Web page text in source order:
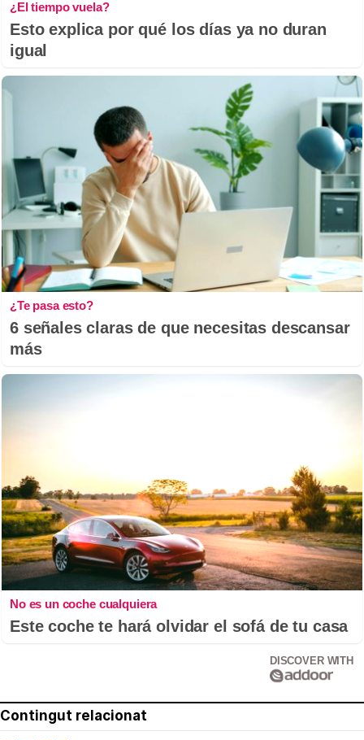
¿El tiempo vuela?
Esto explica por qué los días ya no duran
igual
¿Te pasa esto?
6 señales claras de que necesitas descansar
más
No es un coche cualquiera
Este coche te hará olvidar el sofá de tu casa
DISCOVER WITH
Contingut relacionat